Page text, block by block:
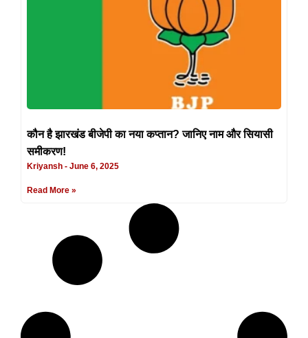
कौन है झारखंड बीजेपी का नया कप्तान? जानिए नाम और सियासी
समीकरण!
Kriyansh June 6, 2025
Read More »